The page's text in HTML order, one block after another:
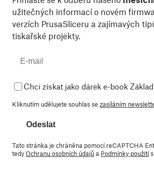
užitečných informací o novém
verzích PrusaSliceru a zajímavých
tiskařské projekty.
Chci získat jako dárek e-book
Kliknutím udělujete souhlas se zasíláním
Odeslat
Tato stránka je chráněna pomocí reCAPTCHA
tedyOchranu osobních údajůa Podmínky použití